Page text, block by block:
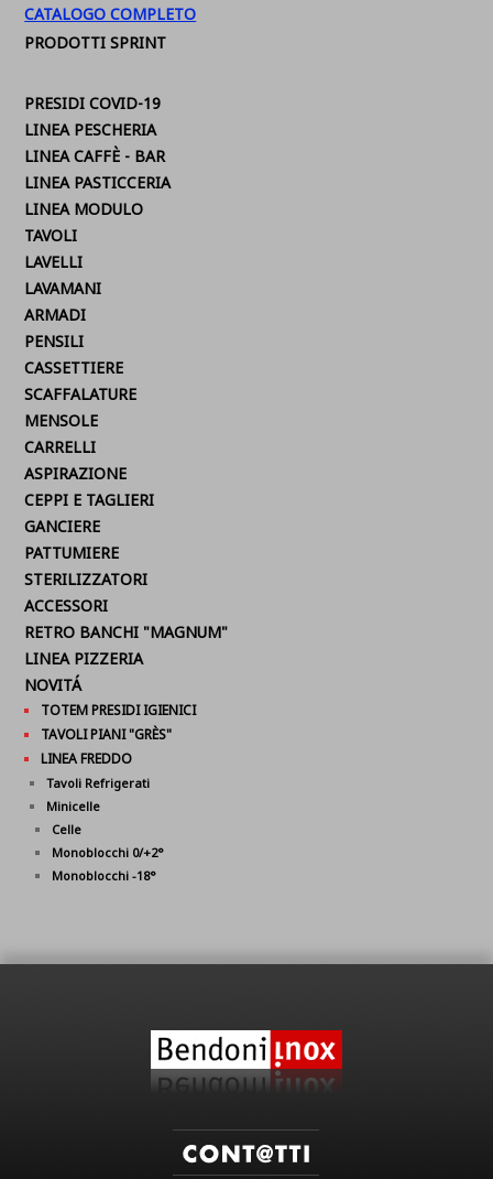
CATALOGO COMPLETO
PRODOTTI SPRINT
PRESIDI COVID-19
LINEA PESCHERIA
LINEA CAFFÈ - BAR
LINEA PASTICCERIA
LINEA MODULO
TAVOLI
LAVELLI
LAVAMANI
ARMADI
PENSILI
CASSETTIERE
SCAFFALATURE
MENSOLE
CARRELLI
ASPIRAZIONE
CEPPI E TAGLIERI
GANCIERE
PATTUMIERE
STERILIZZATORI
ACCESSORI
RETRO BANCHI "MAGNUM"
LINEA PIZZERIA
NOVITÁ
TOTEM PRESIDI IGIENICI
TAVOLI PIANI "GRÈS"
LINEA FREDDO
Tavoli Refrigerati
Minicelle
Celle
Monoblocchi 0/+2°
Monoblocchi -18°